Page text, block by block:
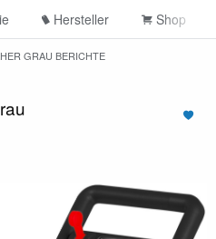
Hersteller Shop
GRAU BERICHTE